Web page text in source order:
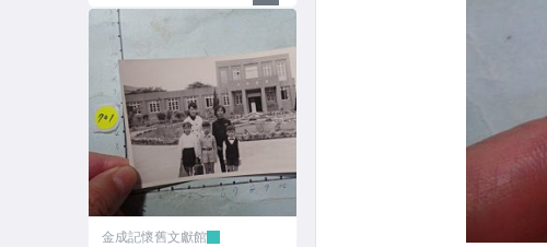
金成記懷舊文獻館